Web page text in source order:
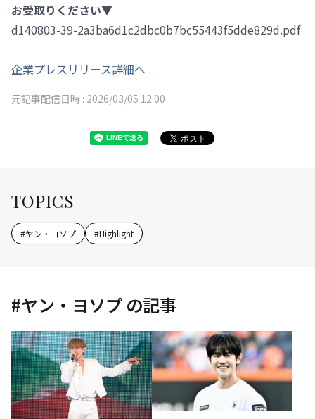
お受取りください▼
d140803-39-2a3ba6d1c2dbc0b7bc55443f5dde829d.pdf
企業プレスリリース詳細へ
元記事配信日時 : 2026/03/05 12:00
TOPICS
#ヤン・ヨソプ #Highlight
#ヤン・ヨソプ の記事